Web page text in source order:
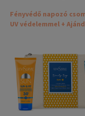
Fényvédő napozó
UV védelemmel +